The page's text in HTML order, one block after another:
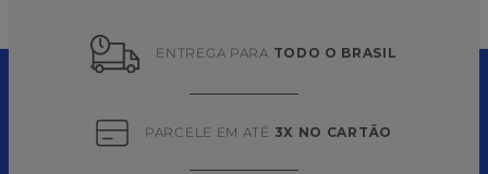
ENTREGA PARA TODO O BRASIL
PARCELE EM ATÉ 3X NO CARTÃO